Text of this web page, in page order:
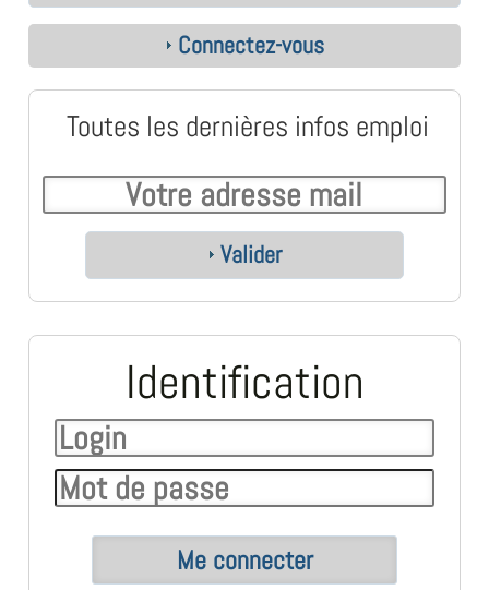
Connectez-vous
Toutes les dernières infos emploi
Valider
Identification